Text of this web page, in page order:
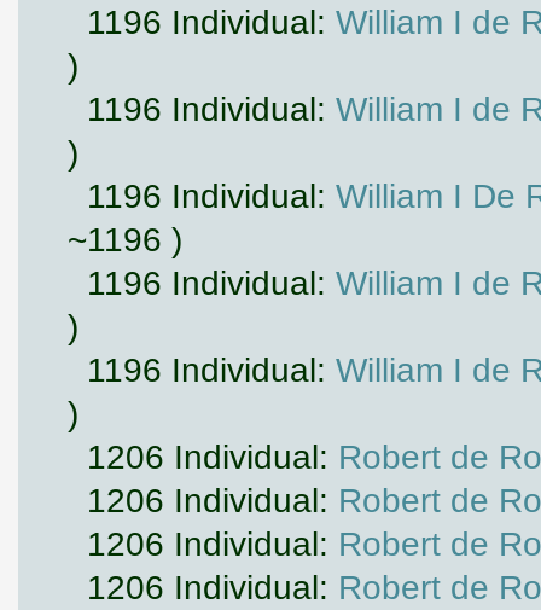
1196 Individual: William I de
)
1196 Individual: William I de
)
1196 Individual: William I De
~1196 )
1196 Individual: William I de
)
1196 Individual: William I de
)
1206 Individual: Robert de
1206 Individual: Robert de
1206 Individual: Robert de
1206 Individual: Robert de